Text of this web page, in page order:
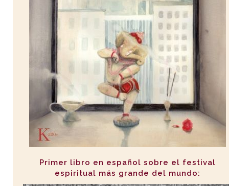
Primer libro en español sobre el festival
espiritual más grande del mundo: